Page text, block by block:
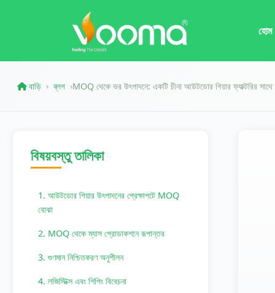
হোম
বাড়ি › ব্লগ ›MOQ থেকে ভর উৎপাদনে: একটি চীনা আউটডোর গিয়ার ফ্যাক্টরির
বিষয়বস্তু তালিকা
1. আউটডোর গিয়ার উৎপাদনের প্রেক্ষাপটে MOQ
বোঝা
2. MOQ থেকে ম্যাস প্রোডাকশনে রূপান্তর
3. গুণমান নিশ্চিতকরণ অনুশীলন
4. লজিস্টিক্স এবং শিপিং বিবেচনা